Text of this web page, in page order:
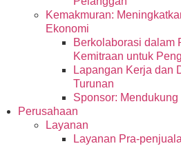
Kemakmuran:
Ekonomi
Berkolaborasi dalam
Kemitraan untuk
Lapangan Kerja dan
Turunan
Sponsor: Mendukung
Perusahaan
Layanan
Layanan Pra-